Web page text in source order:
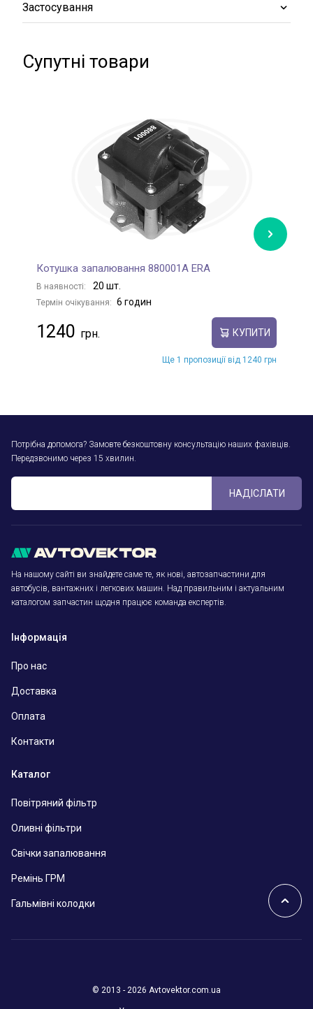
Застосування
Супутні товари
Котушка запалювання 880001A ERA
В наявності: 20 шт.
Термін очікування: 6 годин
1240 КУПИТИ
Ще 1 пропозиції від 1240 грн
Потрібна допомога? Замовте безкоштовну консультацію наших фахівців.
Передзвонимо через 15 хвилин.
НАДІСЛАТИ
На нашому сайті ви знайдете саме те, як нові, автозапчастини для
автобусів, вантажних і легкових машин. Над правильним і актуальним
каталогом запчастин щодня працює команда експертів.
Інформація
Про нас
Доставка
Оплата
Контакти
Каталог
Повітряний фільтр
Оливні фільтри
Свічки запалювання
Ремінь ГРМ
Гальмівні колодки
© 2013 - 2026 Avtovektor.com.ua